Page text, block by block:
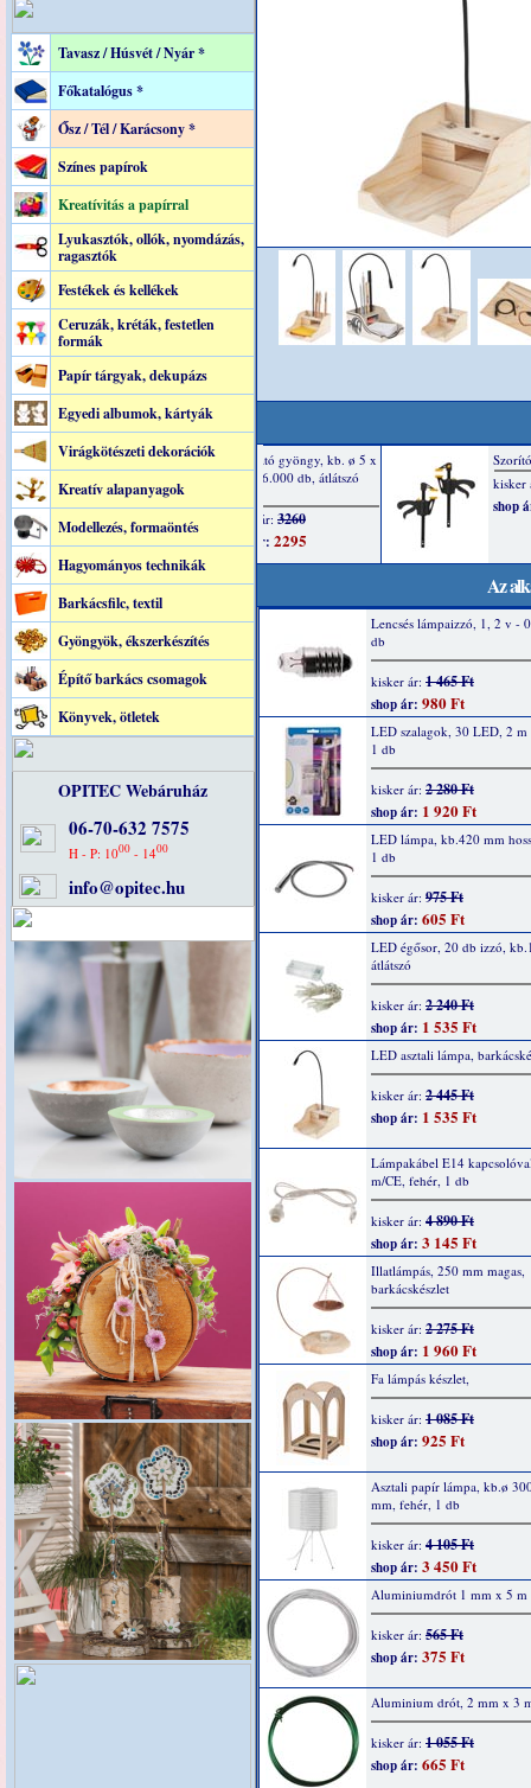
Tavasz / Húsvét / Nyár *
Főkatalógus *
Ősz / Tél / Karácsony *
Színes papírok
Kreatívitás a papírral
Lyukasztók, ollók, nyomdázás,
ragasztók
Festékek és kellékek
Ceruzák, kréták, festetlen
formák
Papír tárgyak, dekupázs
Egyedi albumok, kártyák
Virágkötészeti dekorációk
Kreatív alapanyagok
Modellezés, formaöntés
Hagyományos technikák
Barkácsfilc, textil
Gyöngyök, ékszerkészítés
Építő barkács csomagok
Könyvek, ötletek
OPITEC Webáruház
06-70-632 7575
H - P: 1000- 1400
info@opitec.hu
Az
Lencsés lámpaizzó, 1, 2 v -
db
kisker ár: 1 465 Ft
shop ár: 980 Ft
LED szalagok, 30 LED, 2 m
1 db
kisker ár: 2 280 Ft
shop ár: 1 920 Ft
LED lámpa, kb.420 mm
1 db
kisker ár: 975 Ft
shop ár: 605 Ft
LED égősor, 20 db izzó,
átlátszó
kisker ár: 2 240 Ft
shop ár: 1 535 Ft
LED asztali lámpa,
kisker ár: 2 445 Ft
shop ár: 1 535 Ft
Lámpakábel E14
m/CE, fehér, 1 db
kisker ár: 4 890 Ft
shop ár: 3 145 Ft
Illatlámpás, 250 mm magas,
barkácskészlet
kisker ár: 2 275 Ft
shop ár: 1 960 Ft
Fa lámpás készlet,
kisker ár: 1 085 Ft
shop ár: 925 Ft
Asztali papír lámpa, kb.ø
mm, fehér, 1 db
kisker ár: 4 105 Ft
shop ár: 3 450 Ft
Aluminiumdrót 1 mm x 5 m
kisker ár: 565 Ft
shop ár: 375 Ft
Aluminium drót, 2 mm x 3
kisker ár: 1 055 Ft
shop ár: 665 Ft